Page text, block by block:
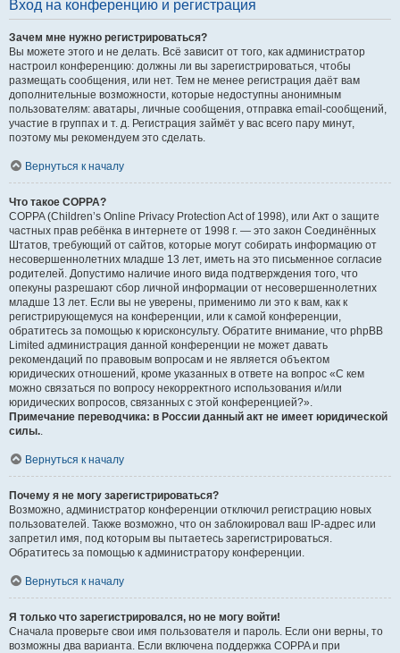
Вход на конференцию и регистрация
Зачем мне нужно регистрироваться?
Вы можете этого и не делать. Всё зависит от того, как администратор
настроил конференцию: должны ли вы зарегистрироваться, чтобы
размещать сообщения, или нет. Тем не менее регистрация даёт вам
дополнительные возможности, которые недоступны анонимным
пользователям: аватары, личные сообщения, отправка email-сообщений,
участие в группах и т. д. Регистрация займёт у вас всего пару минут,
поэтому мы рекомендуем это сделать.
Вернуться к началу
Что такое COPPA?
COPPA (Children’s Online Privacy Protection Act of 1998), или Акт о защите
частных прав ребёнка в интернете от 1998 г. — это закон Соединённых
Штатов, требующий от сайтов, которые могут собирать информацию от
несовершеннолетних младше 13 лет, иметь на это письменное согласие
родителей. Допустимо наличие иного вида подтверждения того, что
опекуны разрешают сбор личной информации от несовершеннолетних
младше 13 лет. Если вы не уверены, применимо ли это к вам, как к
регистрирующемуся на конференции, или к самой конференции,
обратитесь за помощью к юрисконсульту. Обратите внимание, что phpBB
Limited администрация данной конференции не может давать
рекомендаций по правовым вопросам и не является объектом
юридических отношений, кроме указанных в ответе на вопрос «С кем
можно связаться по вопросу некорректного использования и/или
юридических вопросов, связанных с этой конференцией?».
Примечание переводчика: в России данный акт не имеет юридической
силы..
Вернуться к началу
Почему я не могу зарегистрироваться?
Возможно, администратор конференции отключил регистрацию новых
пользователей. Также возможно, что он заблокировал ваш IP-адрес или
запретил имя, под которым вы пытаетесь зарегистрироваться.
Обратитесь за помощью к администратору конференции.
Вернуться к началу
Я только что зарегистрировался, но не могу войти!
Сначала проверьте свои имя пользователя и пароль. Если они верны, то
возможны два варианта. Если включена поддержка COPPA и при